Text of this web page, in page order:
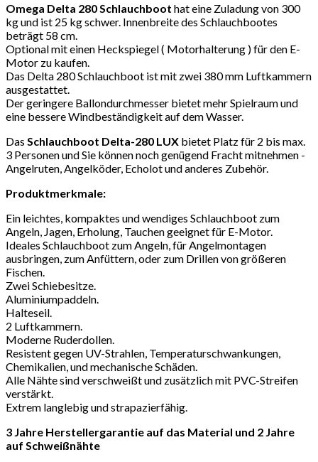
Omega Delta 280 Schlauchboot hat eine Zuladung von 300
kg und ist 25 kg schwer. Innenbreite des Schlauchbootes
beträgt 58 cm.
Optional mit einen Heckspiegel ( Motorhalterung ) für den E-
Motor zu kaufen.
Das Delta 280 Schlauchboot ist mit zwei 380 mm Luftkammern
ausgestattet.
Der geringere Ballondurchmesser bietet mehr Spielraum und
eine bessere Windbeständigkeit auf dem Wasser.
Das Schlauchboot Delta-280 LUX bietet Platz für 2 bis max.
3 Personen und Sie können noch genügend Fracht mitnehmen -
Angelruten, Angelköder, Echolot und anderes Zubehör.
Produktmerkmale:
Ein leichtes, kompaktes und wendiges Schlauchboot zum
Angeln, Jagen, Erholung, Tauchen geeignet für E-Motor.
Ideales Schlauchboot zum Angeln, für Angelmontagen
ausbringen, zum Anfüttern, oder zum Drillen von größeren
Fischen.
Zwei Schiebesitze.
Aluminiumpaddeln.
Halteseil.
2 Luftkammern.
Moderne Ruderdollen.
Resistent gegen UV-Strahlen, Temperaturschwankungen,
Chemikalien, und mechanische Schäden.
Alle Nähte sind verschweißt und zusätzlich mit PVC-Streifen
verstärkt.
Extrem langlebig und strapazierfähig.
3 Jahre Herstellergarantie auf das Material und 2 Jahre
auf Schweißnähte